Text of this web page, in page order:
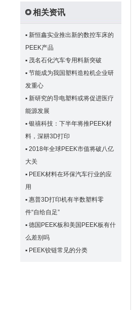
相关资讯
▪ 新恒鑫实业推出新的数控车床的
PEEK产品
▪ 茂名石化汽车专用料新突破
▪ 节能成为我国塑料造粒机企业研
发重心
▪ 新研究的导电塑料或将促进医疗
能源发展
▪ 银禧科技：下半年将推PEEK材
料，深耕3D打印
▪ 2018年全球PEEK市值将破八亿
大关
▪ PEEK材料在环保汽车行业的应
用
▪ 惠普3D打印机有半数塑料零
件“自给自足”
▪ 德国PEEK板和美国PEEK板有什
么差别吗
▪ PEEK铰链常见的分类